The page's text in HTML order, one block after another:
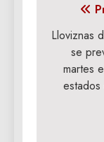
de
Lloviznas
se
martes